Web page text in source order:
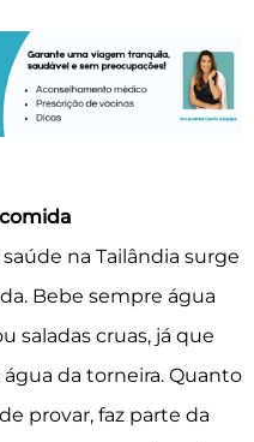
na Tailândia surge
Bebe sempre água
saladas cruas, já que
da torneira. Quanto
provar, faz parte da